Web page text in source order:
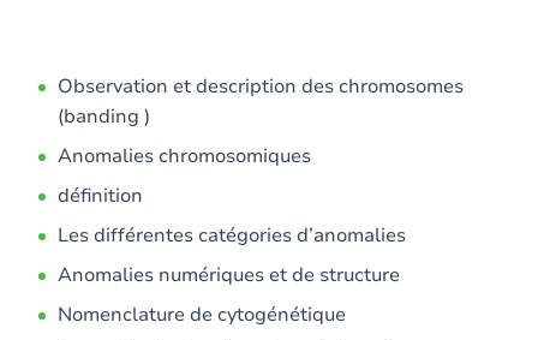
Observation et description des chromosomes
(banding )
Anomalies chromosomiques
définition
Les différentes catégories d’anomalies
Anomalies numériques et de structure
Nomenclature de cytogénétique